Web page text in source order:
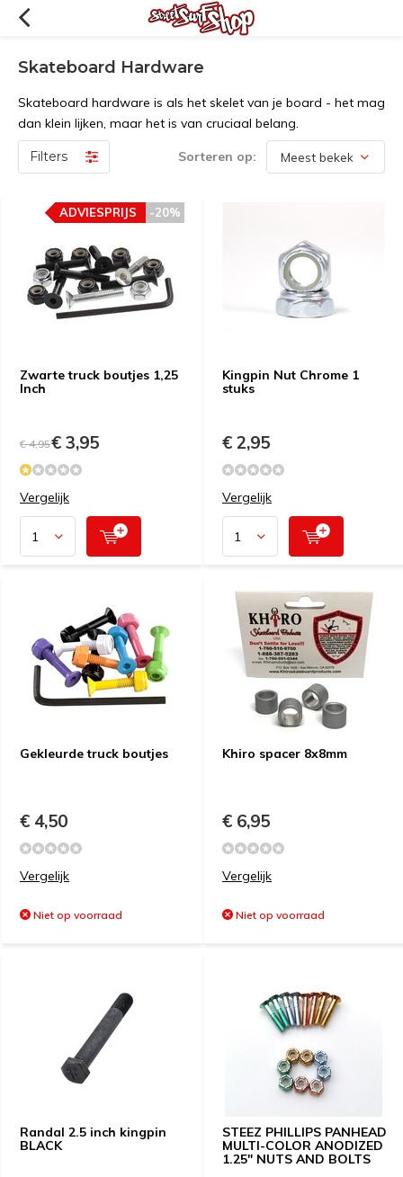
Skateboard Hardware
Skateboard hardware is als het skelet van je board - het mag
dan klein lijken, maar het is van cruciaal belang.
Filters Sorteren op:
Zwarte truck boutjes 1,25
Inch
-20%
ADVIESPRIJS
€ 4,95€ 3,95
Vergelijk
Kingpin Nut Chrome 1
stuks
€ 2,95
Vergelijk
Gekleurde truck boutjes
€ 4,50
Vergelijk
Niet op voorraad
Khiro spacer 8x8mm
€ 6,95
Vergelijk
Niet op voorraad
Randal 2.5 inch kingpin
BLACK
STEEZ PHILLIPS PANHEAD
MULTI-COLOR ANODIZED
1.25" NUTS AND BOLTS